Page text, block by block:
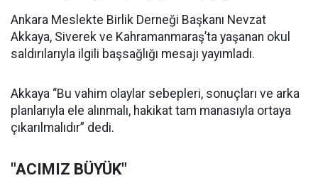
Ankara Meslekte Birlik Derneği Başkanı Nevzat
Akkaya, Siverek ve Kahramanmaraş’ta yaşanan okul
saldırılarıyla ilgili başsağlığı mesajı yayımladı.
Akkaya “Bu vahim olaylar sebepleri, sonuçları ve arka
planlarıyla ele alınmalı, hakikat tam manasıyla ortaya
çıkarılmalıdır” dedi.
"ACIMIZ BÜYÜK"